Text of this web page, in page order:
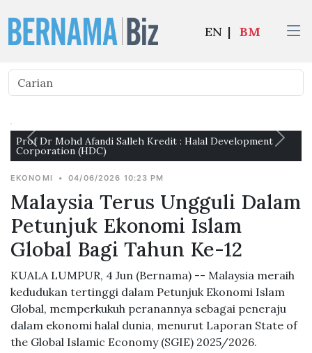
EN | BM
Prof Dr Mohd Afandi Salleh Kredit : Halal Development
Corporation (HDC)
EKONOMI • 04/06/2026 10:23 PM
Malaysia Terus Ungguli Dalam
Petunjuk Ekonomi Islam
Global Bagi Tahun Ke-12
KUALA LUMPUR, 4 Jun (Bernama) -- Malaysia meraih
kedudukan tertinggi dalam Petunjuk Ekonomi Islam
Global, memperkukuh peranannya sebagai peneraju
dalam ekonomi halal dunia, menurut Laporan State of
the Global Islamic Economy (SGIE) 2025/2026.